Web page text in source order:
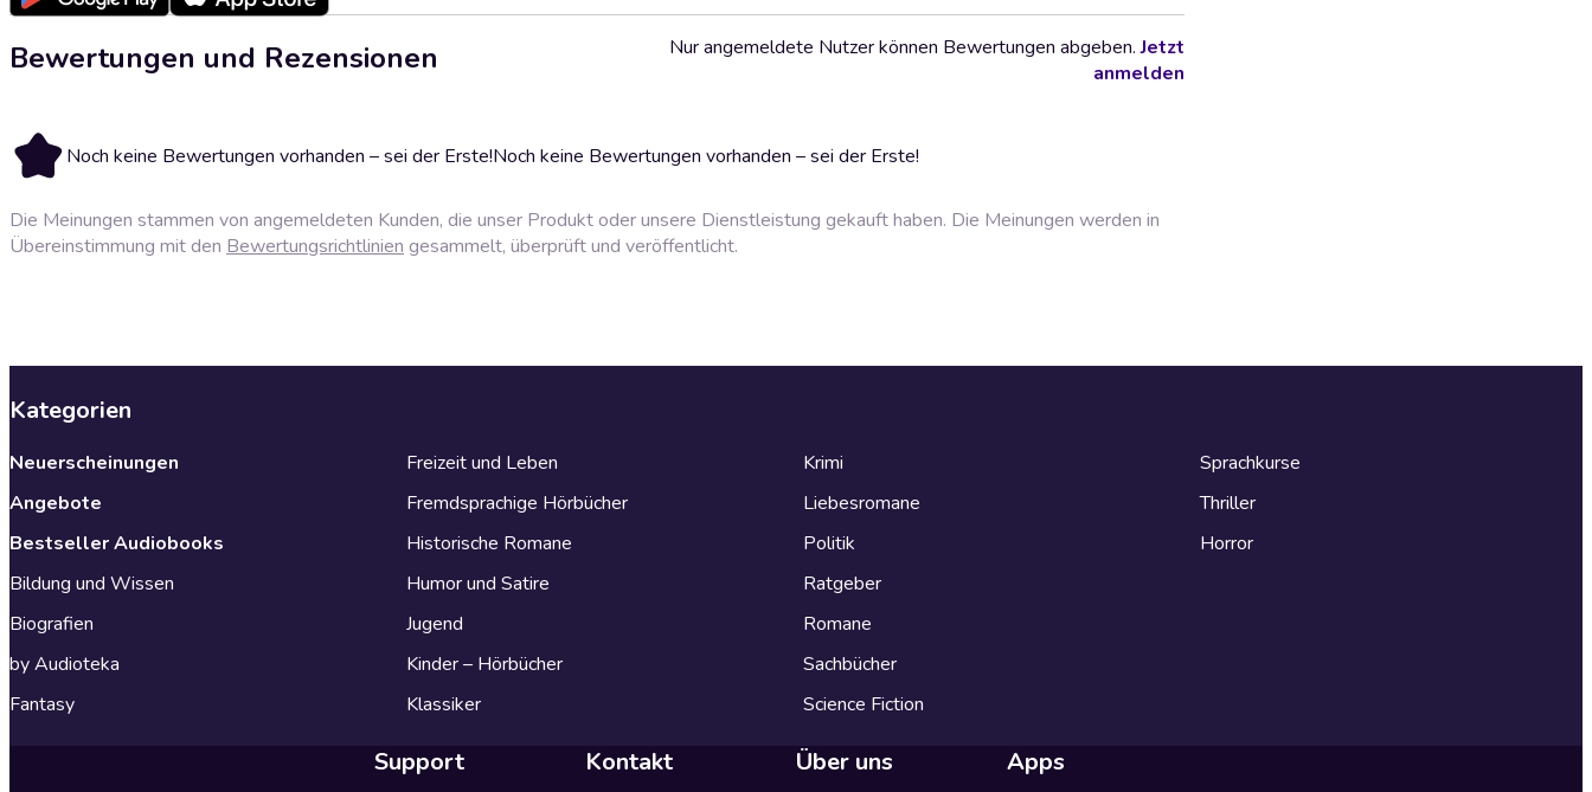
Bewertungen und Rezensionen
Noch keine Bewertungen vorhanden – sei der Erste!Noch keine Bewertungen vorhanden – sei der Erste!
Nur angemeldete Nutzer können Bewertungen abgeben.Jetzt
anmelden
Die Meinungen stammen von angemeldeten Kunden, die unser Produkt oder unsere Dienstleistung gekauft haben. Die Meinungen werden in
Übereinstimmung mit den Bewertungsrichtlinien gesammelt, überprüft und veröffentlicht.
Kategorien
Neuerscheinungen
Angebote
Bestseller Audiobooks
Bildung und Wissen
Biografien
by Audioteka
Fantasy
Freizeit und Leben
Fremdsprachige Hörbücher
Historische Romane
Humor und Satire
Jugend
Kinder – Hörbücher
Klassiker
Krimi
Liebesromane
Politik
Ratgeber
Romane
Sachbücher
Science Fiction
Sprachkurse
Thriller
Horror
Support Kontakt Über uns Apps